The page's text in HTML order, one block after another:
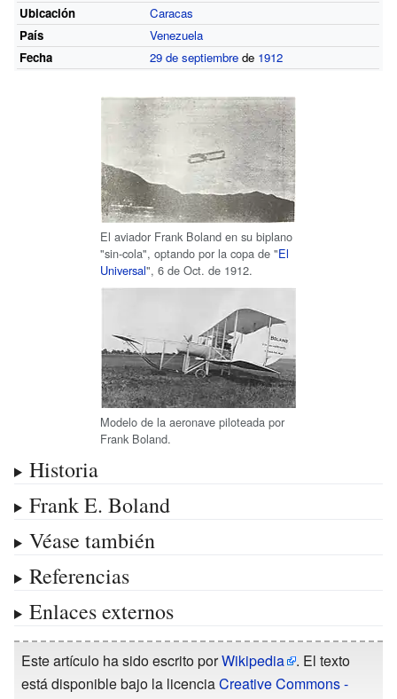
Ubicación
Caracas
País
Venezuela
Fecha
29 de septiembrede 1912
El aviador Frank Boland en su biplano
"sin-cola", optando por la copa de "El
Universal", 6 de Oct. de 1912.
Modelo de la aeronave piloteada por
Frank Boland.
Historia
Frank E. Boland
Véase también
Referencias
Enlaces externos
Este artículo ha sido escrito porWikipedia
. El texto
está disponible bajo la licenciaCreative Commons -